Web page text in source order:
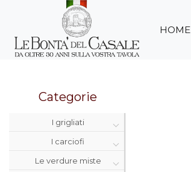
HOME
Categorie
I grigliati
I carciofi
Le verdure miste